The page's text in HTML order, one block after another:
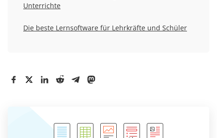
Unterrichte
Die beste Lernsoftware für Lehrkräfte und Schüler